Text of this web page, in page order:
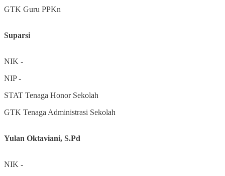
GTK Guru PPKn
Suparsi
NIK -
NIP-
STAT Tenaga Honor Sekolah
GTK Tenaga Administrasi Sekolah
Yulan Oktaviani, S.Pd
NIK -